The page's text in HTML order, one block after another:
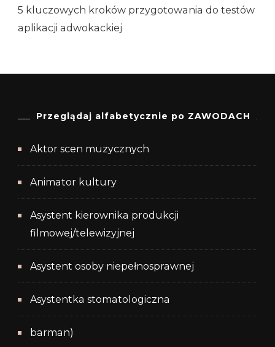
5 kluczowych kroków przygotowania do testów
aplikacji adwokackiej
Przeglądaj alfabetycznie po ZAWODACH
Aktor scen muzycznych
Animator kultury
Asystent kierownika produkcji
filmowej/telewizyjnej
Asystent osoby niepełnosprawnej
Asystentka stomatologiczna
barman)